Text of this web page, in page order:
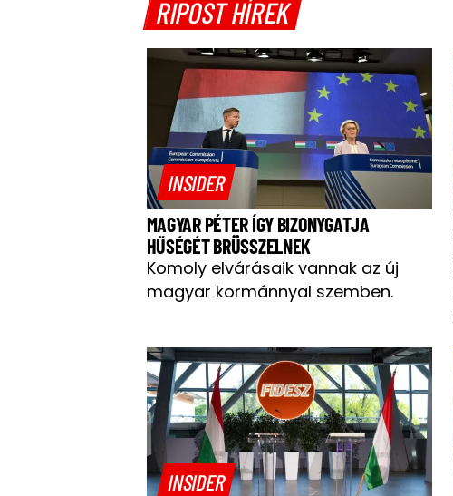
RIPOST HÍREK
INSIDER
MAGYAR PÉTER ÍGY BIZONYGATJA
HŰSÉGÉT BRÜSSZELNEK
Komoly elvárásaik vannak az új
magyar kormánnyal szemben.
INSIDER